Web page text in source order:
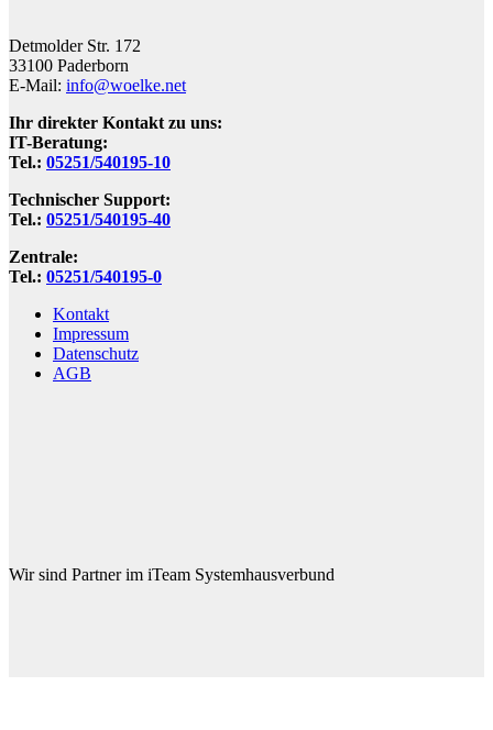
Detmolder Str. 172
33100 Paderborn
E-Mail: info@woelke.net
Ihr direkter Kontakt zu uns:
IT-Beratung:
Tel.: 05251/540195-10
Technischer Support:
Tel.: 05251/540195-40
Zentrale:
Tel.: 05251/540195-0
Kontakt
Impressum
Datenschutz
AGB
Wir sind Partner im iTeam Systemhausverbund